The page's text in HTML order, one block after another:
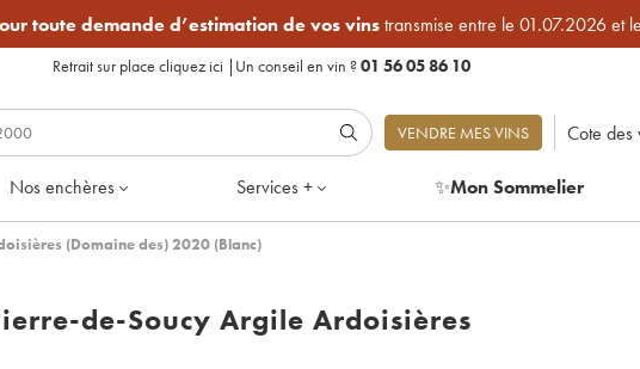
toute demande d’estimation de vos vinstransmise entre le 01.07.2026 et
Retrait sur place cliquez ici | Un conseil en vin ?01 56 05 86 10
VENDRE MES VINS Cote des
Nos enchères Services + ✨Mon Sommelier
(Domaine des) 2020 (Blanc)
de-Soucy Argile Ardoisières